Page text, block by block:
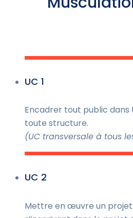
UC 1
Encadrer tout public dans
toute structure.
(UC transversale à tous les
UC 2
Mettre en œuvre un projet